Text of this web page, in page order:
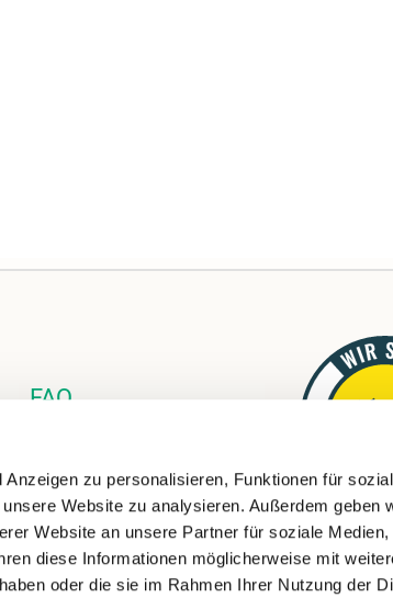
zu personalisieren, Funktionen für
Website zu analysieren. Außerdem geben
Website an unsere Partner für soziale Medien,
diese Informationen möglicherweise mit
oder die sie im Rahmen Ihrer Nutzung der
FAQ
Download